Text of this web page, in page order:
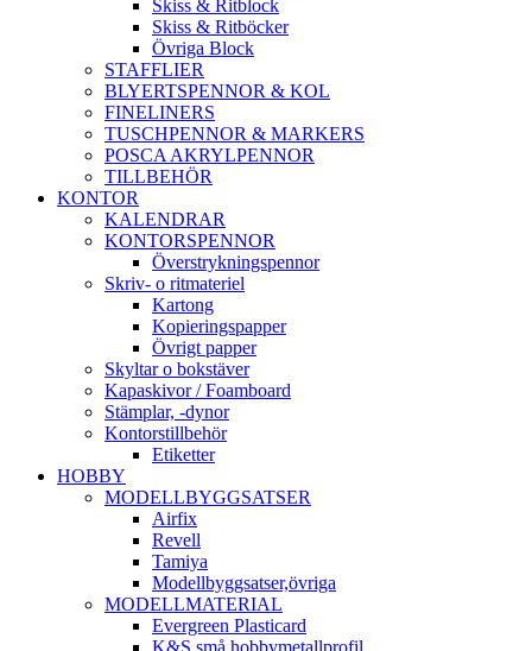
Skiss & Ritblock
Skiss & Ritböcker
Övriga Block
STAFFLIER
BLYERTSPENNOR & KOL
FINELINERS
TUSCHPENNOR & MARKERS
POSCA AKRYLPENNOR
TILLBEHÖR
KONTOR
KALENDRAR
KONTORSPENNOR
Överstrykningspennor
Skriv- o ritmateriel
Kartong
Kopieringspapper
Övrigt papper
Skyltar o bokstäver
Kapaskivor / Foamboard
Stämplar, -dynor
Kontorstillbehör
Etiketter
HOBBY
MODELLBYGGSATSER
Airfix
Revell
Tamiya
Modellbyggsatser,övriga
MODELLMATERIAL
Evergreen Plasticard
K&S små hobbymetallprofil